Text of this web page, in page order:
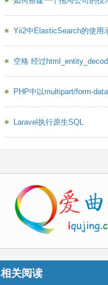
Yii2中ElasticSearch的使用
空格 经过
PHP中以multipart/form-
Laravel执行原生SQL
相关阅读